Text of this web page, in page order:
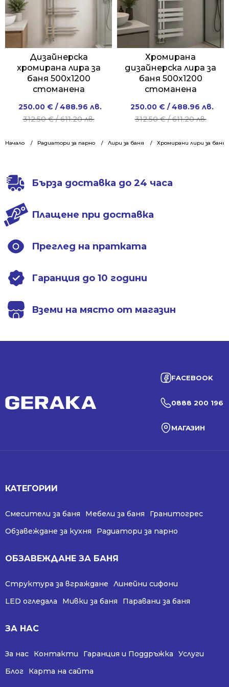
Начало Радиатори за парно Лири за баня Хромирани лири за баня
Дизайнерска
хромирана лира за
баня 500х1200
стоманена
312.50€/ 611.20 лв.
Original
price
312.50 €
250.00 € / 488.96 лв.
Current
price
250.00 €
Хромирана
дизайнерска лира за
баня 500х1200
стоманена
312.50€/ 611.20 лв.
Original
price
312.50 €
250.00 € / 488.96 лв.
Current
price
250.00 €
Бърза доставка до 24 часа
Плащене при доставка
Преглед на пратката
Гаранция до 10 години
Вземи на място от магазин
FACEBOOK
0888 200 196
МАГАЗИН
КАТЕГОРИИ
Смесители за баня Мебели за баня
Гранитогрес
Обзавеждане за кухня
Радиатори за парно
ОБЗАВЕЖДАНЕ ЗА БАНЯ
Структура за вграждане
Линейни сифони
LED огледала
Мивки за баня Паравани за баня
ЗА НАС
За нас Контакти Гаранция и Поддръжка
Услуги
Блог
Карта на сайта